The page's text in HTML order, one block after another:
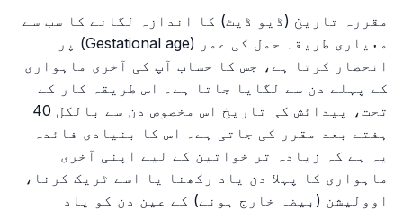
مقررہ تاریخ (ڈیو ڈیٹ) کا اندازہ لگانے کا سب سے
معیاری طریقہ حمل کی عمر (Gestational age) پر
انحصار کرتا ہے، جس کا حساب آپ کی آخری ماہواری
کے پہلے دن سے لگایا جاتا ہے۔ اس طریقہ کار کے
تحت، پیدائش کی تاریخ اس مخصوص دن سے بالکل 40
ہفتے بعد مقرر کی جاتی ہے۔ اس کا بنیادی فائدہ
یہ ہے کہ زیادہ تر خواتین کے لیے اپنی آخری
ماہواری کا پہلا دن یاد رکھنا یا اسے ٹریک کرنا،
اوولیشن (بیضہ خارج ہونے) کے عین دن کو یاد